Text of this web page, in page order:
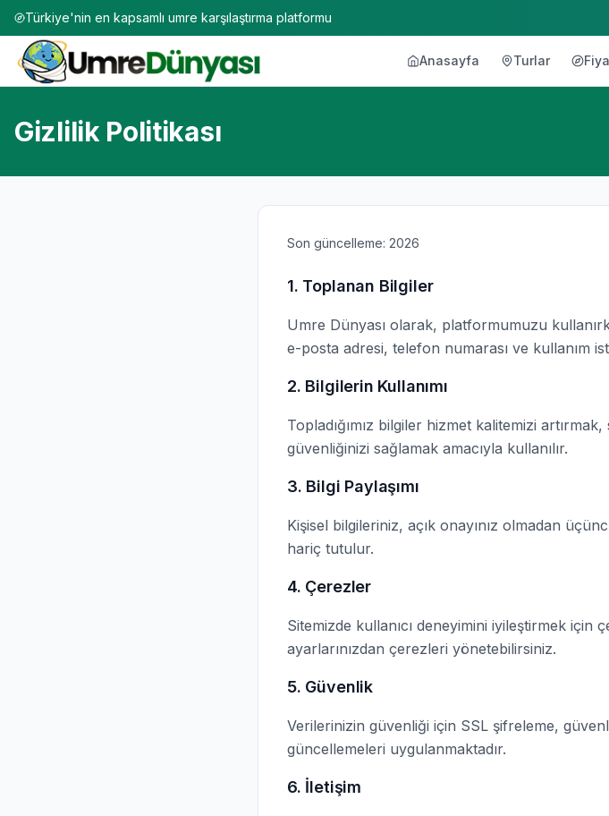
Türkiye'nin en kapsamlı umre karşılaştırma platformu
Anasayfa Turlar
Gizlilik Politikası
Son güncelleme: 2026
1. Toplanan Bilgiler
Umre Dünyası olarak, platformumuzu
e-posta adresi, telefon numarası ve kullanım
2. Bilgilerin Kullanımı
Topladığımız bilgiler hizmet kalitemizi
güvenliğinizi sağlamak amacıyla kullanılır.
3. Bilgi Paylaşımı
Kişisel bilgileriniz, açık onayınız olmadan
hariç tutulur.
4. Çerezler
Sitemizde kullanıcı deneyimini iyileştirmek için
ayarlarınızdan çerezleri yönetebilirsiniz.
5. Güvenlik
Verilerinizin güvenliği için SSL şifreleme,
güncellemeleri uygulanmaktadır.
6. İletişim